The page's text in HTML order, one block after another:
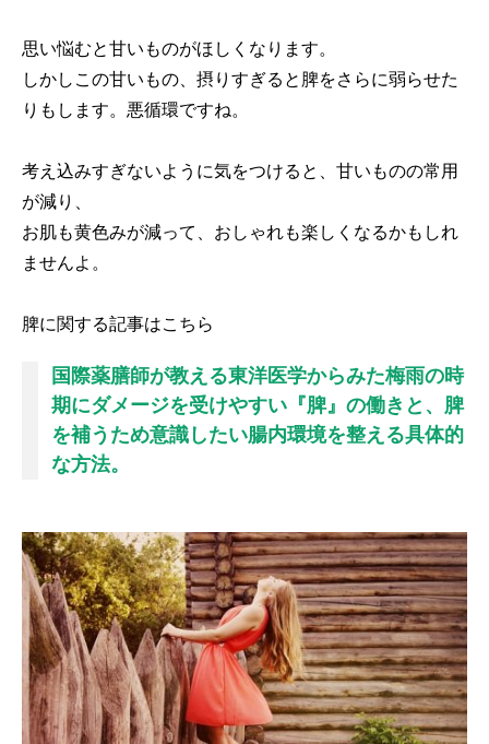
思い悩むと甘いものがほしくなります。
しかしこの甘いもの、摂りすぎると脾をさらに弱らせた
りもします。悪循環ですね。
考え込みすぎないように気をつけると、甘いものの常用
が減り、
お肌も黄色みが減って、おしゃれも楽しくなるかもしれ
ませんよ。
脾に関する記事はこちら
国際薬膳師が教える東洋医学からみた梅雨の時
期にダメージを受けやすい『脾』の働きと、脾
を補うため意識したい腸内環境を整える具体的
な方法。